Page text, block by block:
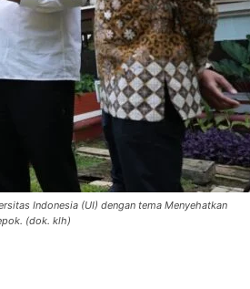
Indonesia (UI) dengan tema Menyehatkan
(dok. klh)